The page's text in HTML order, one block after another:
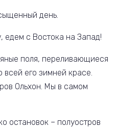
день.
едем с Востока на Запад!
поля, переливающиеся
всей его зимней красе.
Ольхон. Мы в самом
остановок – полуостров